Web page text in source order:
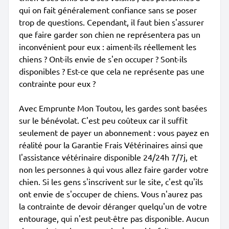
qui on fait généralement confiance sans se poser
trop de questions. Cependant, il faut bien s'assurer
que faire garder son chien ne représentera pas un
inconvénient pour eux : aiment-ils réellement les
chiens ? Ont-ils envie de s'en occuper ? Sont-ils
disponibles ? Est-ce que cela ne représente pas une
contrainte pour eux ?
Avec Emprunte Mon Toutou, les gardes sont basées
sur le bénévolat. C'est peu coûteux car il suffit
seulement de payer un abonnement : vous payez en
réalité pour la Garantie Frais Vétérinaires ainsi que
l'assistance vétérinaire disponible 24/24h 7/7j, et
non les personnes à qui vous allez faire garder votre
chien. Si les gens s'inscrivent sur le site, c'est qu'ils
ont envie de s'occuper de chiens. Vous n'aurez pas
la contrainte de devoir déranger quelqu'un de votre
entourage, qui n'est peut-être pas disponible. Aucun